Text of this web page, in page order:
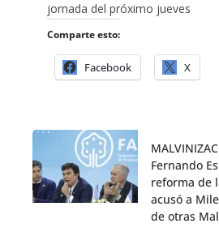
jornada del próximo jueves
Comparte esto:
Facebook X
Fernando
reforma de
acusó a
de otras